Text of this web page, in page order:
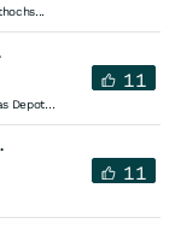
Depot...
11
Artikel...
11